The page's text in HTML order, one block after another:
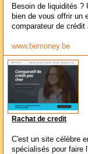
Besoin de liquidités ?
bien de vous offrir un
comparateur de
www.bemoney.be
Rachat de credit
C'est un site célèbre
spécialisés pour faire